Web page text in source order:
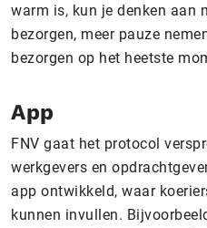
warm is, kun je denken aan
bezorgen, meer pauze
bezorgen op het heetste
App
FNV gaat het protocol
werkgevers en
app ontwikkeld, waar
kunnen invullen.